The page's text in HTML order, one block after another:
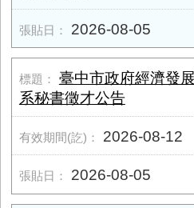
2026-08-05
臺中市政府經濟發
系秘書徵才公告
2026-08-12
2026-08-05